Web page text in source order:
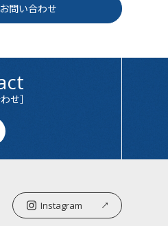
問い合わせ
せ］
Instagram